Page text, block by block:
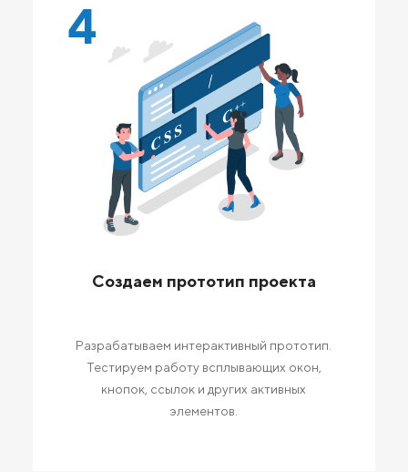
4
Создаем прототип проекта
Разрабатываем интерактивный прототип.
Тестируем работу всплывающих окон,
кнопок, ссылок и других активных
элементов.